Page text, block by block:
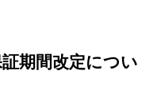
期間改定につい